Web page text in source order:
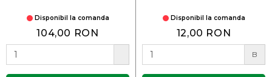
Disponibil la comanda
104,00 RON
Disponibil la comanda
12,00 RON
B